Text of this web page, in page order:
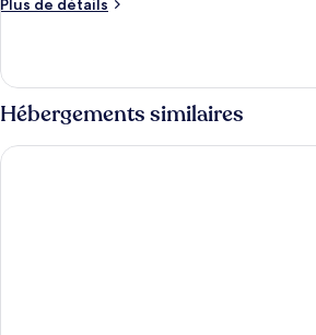
Plus de détails
le
type
de
chambre
Chambre
Hébergements similaires
Ohia Waikiki Studio Suites